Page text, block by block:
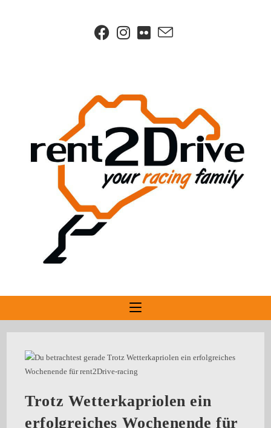
Trotz Wetterkapriolen ein
erfolgreiches Wochenende für